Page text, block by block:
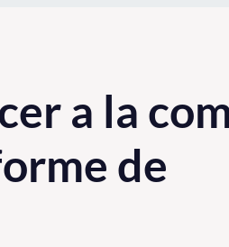
a la
de